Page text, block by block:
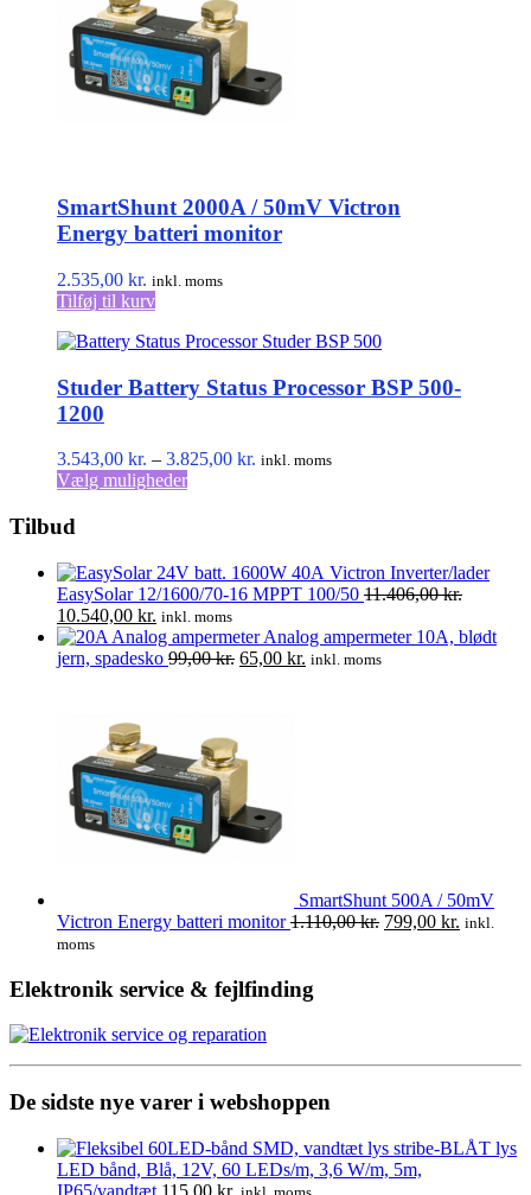
SmartShunt 2000A / 50mV Victron
Energy batteri monitor
2.535,00 kr. inkl. moms
Tilføj til kurv
Studer Battery Status Processor BSP 500-
1200
3.543,00 kr. – 3.825,00 kr. Prisinterval:
inkl. moms
Vælg mulighederDette
varianter.
Mulighederne
kan
vælges
på
varesiden
Tilbud
Victron Inverter/lader
EasySolar 12/1600/70-16 MPPT 100/50 11.406,00kr.
Den
oprindelige
pris
10.540,00 kr. Den
aktuelle
pris
inkl. moms
Analog ampermeter 10A, blødt
jern, spadesko 99,00kr. Den
65,00 kr. Den
inkl. moms
SmartShunt 500A / 50mV
Victron Energy batteri monitor 1.110,00kr. Den
799,00 kr. Den
inkl.
moms
Elektronik service & fejlfinding
De sidste nye varer i webshoppen
LED bånd, Blå, 12V, 60 LEDs/m, 3,6 W/m, 5m,
IP65/vandtæt 115,00 kr.